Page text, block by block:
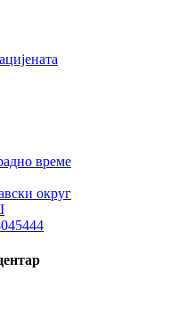
време
округ